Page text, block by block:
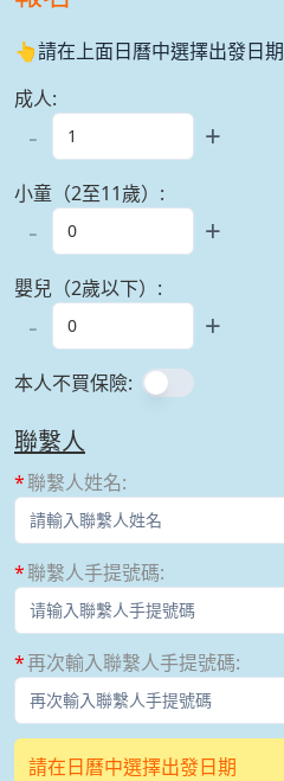
👆請在上面日曆中選擇出發日期
成人:
- +
小童（2至11歲） :
- +
嬰兒（2歲以下） :
- +
本人不買保險:
聯繫人
聯繫人姓名:
聯繫人手提號碼:
再次輸入聯繫人手提號碼:
請在日曆中選擇出發日期